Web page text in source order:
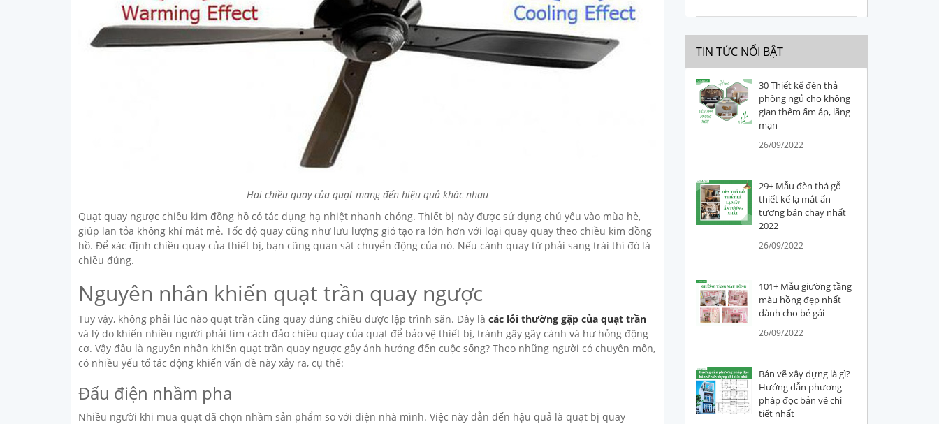
Hai chiều quay của quạt mang đến hiệu quả khác nhau
Quạt quay ngược chiều kim đồng hồ có tác dụng hạ nhiệt nhanh chóng. Thiết bị này được sử dụng chủ yếu vào mùa hè,
giúp lan tỏa không khí mát mẻ. Tốc độ quay cũng như lưu lượng gió tạo ra lớn hơn với loại quay quay theo chiều kim đồng
hồ. Để xác định chiều quay của thiết bị, bạn cũng quan sát chuyển động của nó. Nếu cánh quay từ phải sang trái thì đó là
chiều đúng.
Nguyên nhân khiến quạt trần quay ngược
Tuy vậy, không phải lúc nào quạt trần cũng quay đúng chiều được lập trình sẵn. Đây là các lỗi thường gặp của quạt trần
và lý do khiến nhiều người phải tìm cách đảo chiều quay của quạt để bảo vệ thiết bị, tránh gây gãy cánh và hư hỏng động
cơ. Vậy đâu là nguyên nhân khiến quạt trần quay ngược gây ảnh hưởng đến cuộc sống? Theo những người có chuyên môn,
có nhiều yếu tố tác động khiến vấn đề này xảy ra, cụ thể:
Đấu điện nhầm pha
Nhiều người khi mua quạt đã chọn nhầm sản phẩm so với điện nhà mình. Việc này dẫn đến hậu quả là quạt bị quay
TIN TỨC NỔI BẬT
30 Thiết kế đèn thả
phòng ngủ cho không
gian thêm ấm áp, lãng
mạn
26/09/2022
29+ Mẫu đèn thả gỗ
thiết kế lạ mắt ấn
tượng bán chạy nhất
2022
26/09/2022
101+ Mẫu giường tầng
màu hồng đẹp nhất
dành cho bé gái
26/09/2022
Bản vẽ xây dựng là gì?
Hướng dẫn phương
pháp đọc bản vẽ chi
tiết nhất